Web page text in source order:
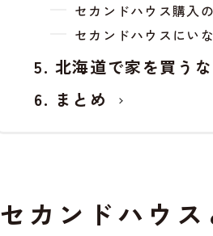
セカンドハウス購入
セカンドハウスにい
北海道で家を買う
まとめ
セカンドハウス